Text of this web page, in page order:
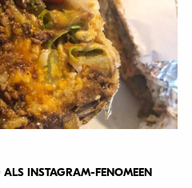
INSTAGRAM-FENOMEEN